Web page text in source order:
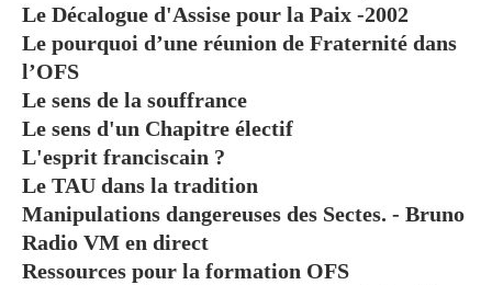
Le Décalogue d'Assise pour la Paix -2002
Le pourquoi d’une réunion de Fraternité dans
l’OFS
Le sens de la souffrance
Le sens d'un Chapitre électif
L'esprit franciscain ?
Le TAU dans la tradition
Manipulations dangereuses des Sectes. - Bruno
Radio VM en direct
Ressources pour la formation OFS